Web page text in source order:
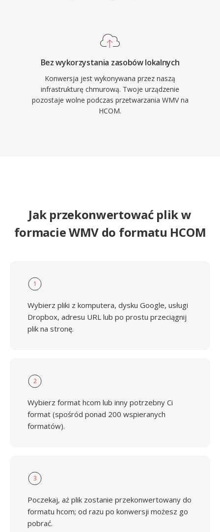
Bez wykorzystania zasobów lokalnych
Konwersja jest wykonywana przez naszą
infrastrukturę chmurową. Twoje urządzenie
pozostaje wolne podczas przetwarzania WMV na
HCOM.
Jak przekonwertować plik w
formacie WMV do formatu HCOM
1
Wybierz pliki z komputera, dysku Google, usługi
Dropbox, adresu URL lub po prostu przeciągnij
plik na stronę.
2
Wybierz format hcom lub inny potrzebny Ci
format (spośród ponad 200 wspieranych
formatów).
3
Poczekaj, aż plik zostanie przekonwertowany do
formatu hcom; od razu po konwersji możesz go
pobrać.